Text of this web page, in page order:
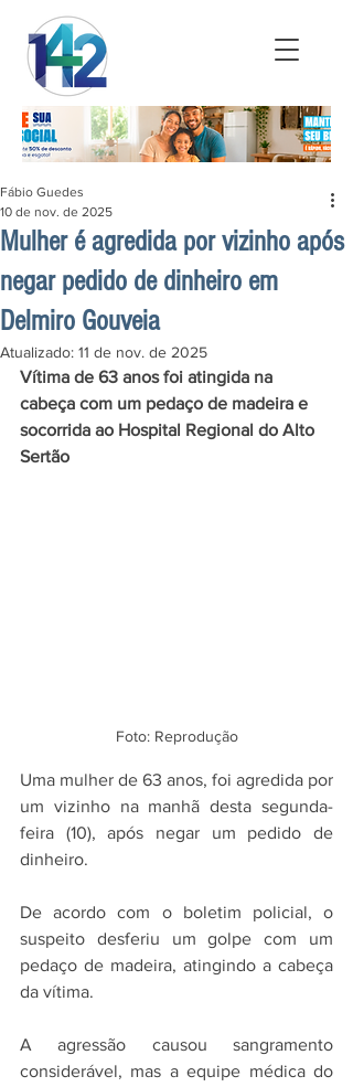
Mulher é agredida por vizinho após
negar pedido de dinheiro em
Delmiro Gouveia
Fábio Guedes
10 de nov. de 2025
Atualizado: 11 de nov. de 2025
Vítima de 63 anos foi atingida na
cabeça com um pedaço de madeira e
socorrida ao Hospital Regional do Alto
Sertão
Foto: Reprodução
Uma mulher de 63 anos, foi agredida por
um vizinho na manhã desta segunda-
feira (10), após negar um pedido de
dinheiro.
De acordo com o boletim policial, o
suspeito desferiu um golpe com um
pedaço de madeira, atingindo a cabeça
da vítima.
A agressão causou sangramento
considerável, mas a equipe médica do